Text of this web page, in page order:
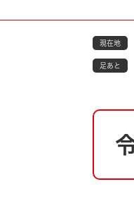
ごみ・衛生
防災・防犯
自然・環境・
現在地
足あと
本